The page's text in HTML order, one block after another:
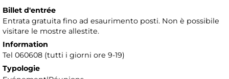
Billet d'entrée
Entrata gratuita fino ad esaurimento posti. Non è possibile
visitare le mostre allestite.
Information
Tel 060608 (tutti i giorni ore 9-19)
Typologie